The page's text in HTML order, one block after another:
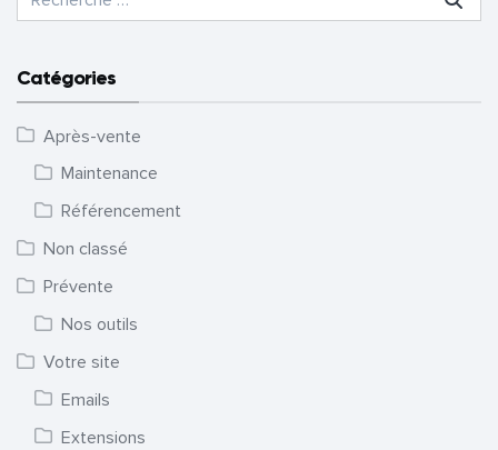
Catégories
Après-vente
Maintenance
Référencement
Non classé
Prévente
Nos outils
Votre site
Emails
Extensions